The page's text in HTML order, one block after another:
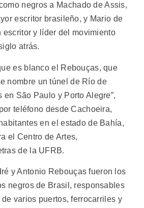
negros a Machado de Assis,
escritor brasileño, y Mario de
escritor y líder del movimiento
atrás.
es blanco el Rebouças, que
nombre un túnel de Río de
en São Paulo y Porto Alegre”,
teléfono desde Cachoeira,
en el estado de Bahía,
el Centro de Artes,
de la UFRB.
y Antonio Rebouças fueron los
negros de Brasil, responsables
varios puertos, ferrocarriles y